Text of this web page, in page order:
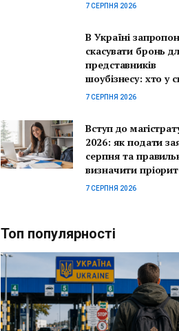
7 СЕРПНЯ 2026
В Україні
скасувати бронь
представників
шоубізнесу: хто у
7 СЕРПНЯ 2026
Вступ до
2026: як подати
серпня та
визначити
7 СЕРПНЯ 2026
Топ популярності